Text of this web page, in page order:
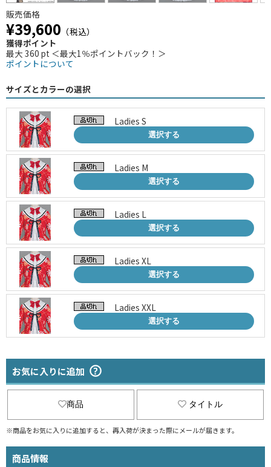
販売価格
¥39,600 （税込）
獲得ポイント
最大 360 pt ＜最大1％ポイントバック！＞
ポイントについて
サイズとカラーの選択
Ladies S
選択する
Ladies M
選択する
Ladies L
選択する
Ladies XL
選択する
Ladies XXL
選択する
お気に入りに追加
商品 タイトル
※商品をお気に入りに追加すると、再入荷が決まった際にメールが届きます。
商品情報